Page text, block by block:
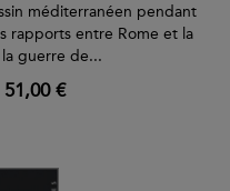
méditerranéen pendant
rapports entre Rome et la
guerre de...
51,00 €